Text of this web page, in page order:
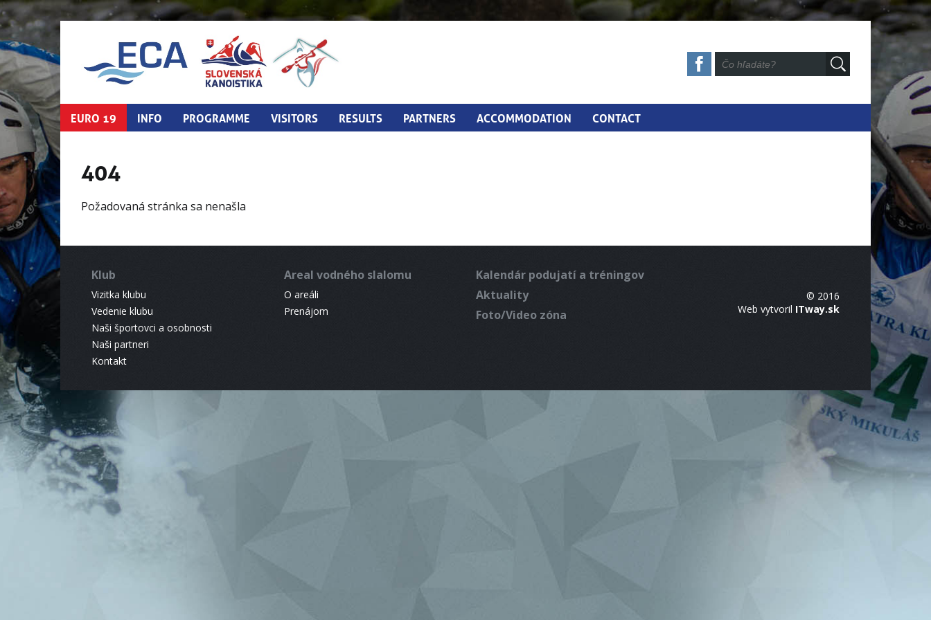
EURO 19 INFO PROGRAMME VISITORS RESULTS PARTNERS ACCOMMODATION CONTACT
404
Požadovaná stránka sa nenašla
Klub
Vizitka klubu
Vedenie klubu
Naši športovci a osobnosti
Naši partneri
Kontakt
Areal vodného slalomu
O areáli
Prenájom
Kalendár podujatí a tréningov
Aktuality
Foto/Video zóna
© 2016
Web vytvoril ITway.sk